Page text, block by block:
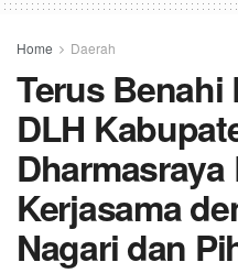
Home Daerah
Terus
DLH
Kerjasama
Nagari dan